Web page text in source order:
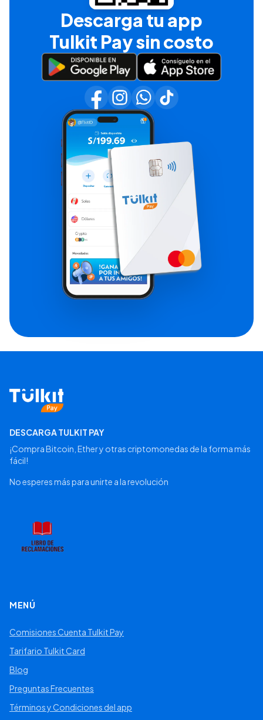
Descarga tu app
Tulkit Pay sin costo
DESCARGA TULKIT PAY
¡Compra Bitcoin, Ether y otras criptomonedas de la forma más
fácil!
No esperes más para unirte a la revolución
MENÚ
Comisiones Cuenta Tulkit Pay
Tarifario Tulkit Card
Blog
Preguntas Frecuentes
Términos y Condiciones del app